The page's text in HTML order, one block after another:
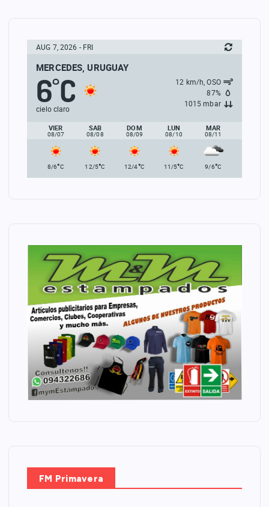
AUG 7, 2026 - FRI
MERCEDES, URUGUAY
6°C
cielo claro
12 km/h, OSO
87%
1015 mbar
VIER
08/07
SAB
08/08
DOM
08/09
LUN
08/10
MAR
08/11
8/6°C 12/5°C 12/4°C 11/5°C 9/6°C
FM Primavera